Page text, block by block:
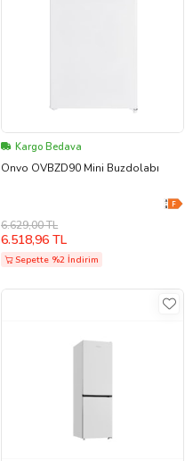
Kargo Bedava
Onvo OVBZD90 Mini Buzdolabı
6.629,00 TL
6.518,96 TL
Sepette %2 İndirim